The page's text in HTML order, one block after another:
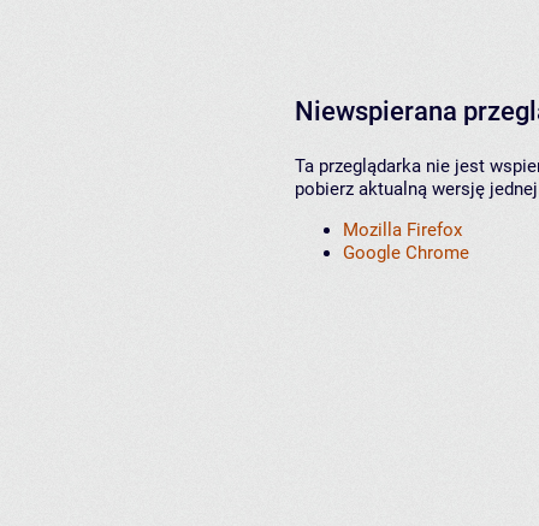
Niewspierana
Ta przeglądarka nie jest
pobierz aktualną wersję
Mozilla Firefox
Google Chrome